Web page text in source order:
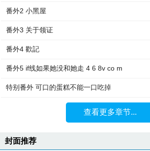
番外2 小黑屋
番外3 关于领证
番外4 歡記
番外5 if线如果她没和她走 4 6 8v co m
特别番外 可口的蛋糕不能一口吃掉
查看更多章节...
封面推荐